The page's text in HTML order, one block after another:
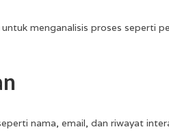
menganalisis proses seperti
nama, email, dan riwayat